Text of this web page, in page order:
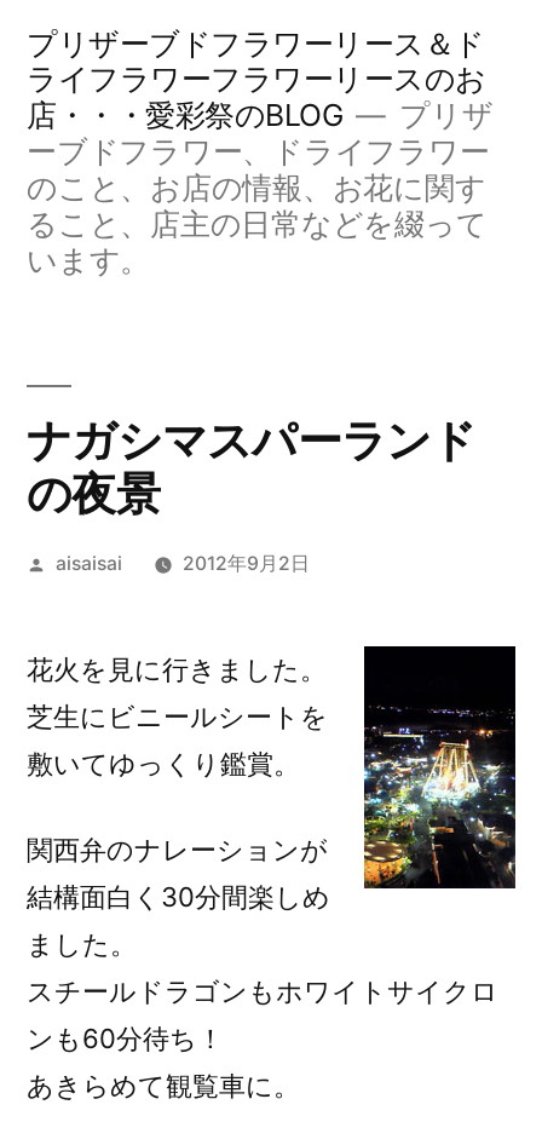
プリザーブドフラワーリース＆ド
ライフラワーフラワーリースのお
店・・・愛彩祭のBLOG
プリザ
ーブドフラワー、ドライフラワー
のこと、お店の情報、お花に関す
ること、店主の日常などを綴って
います。
ナガシマスパーランド
の夜景
投
aisaisai 2012年9月2日
花火を見に行きました。
芝生にビニールシートを
敷いてゆっくり鑑賞。
関西弁のナレーションが
結構面白く30分間楽しめ
ました。
スチールドラゴンもホワイトサイクロ
ンも60分待ち！
あきらめて観覧車に。